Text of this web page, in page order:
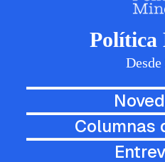
Política
Columnas